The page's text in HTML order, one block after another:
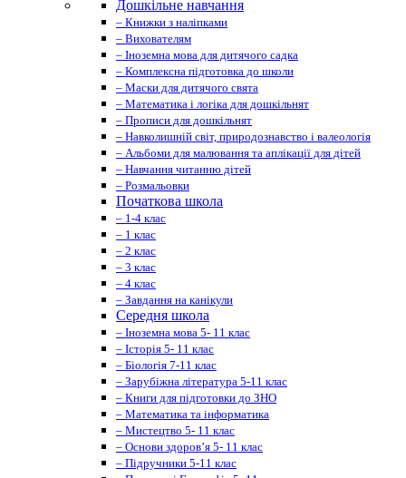
Дошкільне навчання
– Книжки з наліпками
– Вихователям
– Іноземна мова для дитячого садка
– Комплексна підготовка до школи
– Маски для дитячого свята
– Математика і логіка для дошкільнят
– Прописи для дошкільнят
– Навколишній світ, природознавство і валеологія
– Альбоми для малювання та аплікації для дітей
– Навчання читанню дітей
– Розмальовки
Початкова школа
– 1-4 клас
– 1 клас
– 2 клас
– 3 клас
– 4 клас
– Завдання на канікули
Середня школа
– Іноземна мова 5- 11 клас
– Історія 5- 11 клас
– Біологія 7-11 клас
– Зарубіжна література 5-11 клас
– Книги для підготовки до ЗНО
– Математика та інформатика
– Мистецтво 5- 11 клас
– Основи здоров’я 5- 11 клас
– Підручники 5-11 клас